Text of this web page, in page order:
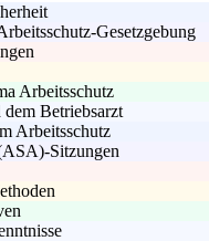
Gesetzgebung
Arbeitsschutz
Betriebsarzt
Arbeitsschutz
Sitzungen